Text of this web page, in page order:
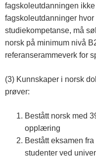
fagskoleutdanningen
fagskoleutdanninger hvor
studiekompetanse, må
norsk på minimum nivå
referanserammeverk for
(3) Kunnskaper i norsk
prøver:
Bestått norsk med
opplæring
Bestått eksamen
studenter ved